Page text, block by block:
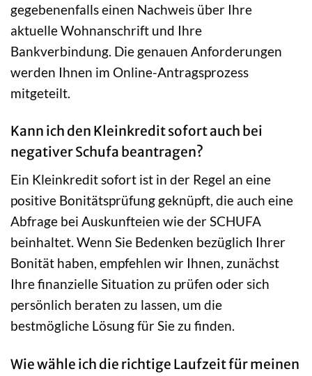
gegebenenfalls einen Nachweis über Ihre
aktuelle Wohnanschrift und Ihre
Bankverbindung. Die genauen Anforderungen
werden Ihnen im Online-Antragsprozess
mitgeteilt.
Kann ich den Kleinkredit sofort auch bei
negativer Schufa beantragen?
Ein Kleinkredit sofort ist in der Regel an eine
positive Bonitätsprüfung geknüpft, die auch eine
Abfrage bei Auskunfteien wie der SCHUFA
beinhaltet. Wenn Sie Bedenken bezüglich Ihrer
Bonität haben, empfehlen wir Ihnen, zunächst
Ihre finanzielle Situation zu prüfen oder sich
persönlich beraten zu lassen, um die
bestmögliche Lösung für Sie zu finden.
Wie wähle ich die richtige Laufzeit für meinen